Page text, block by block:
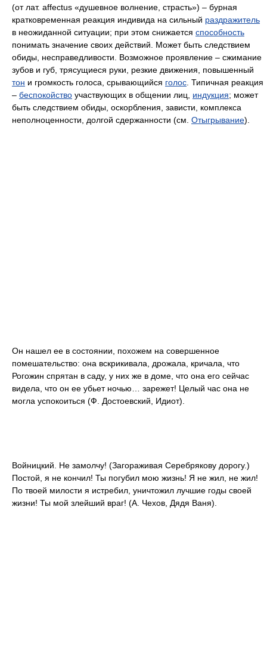
(от лат. affectus «душевное волнение, страсть») – бурная
кратковременная реакция индивида на сильный раздражитель
в неожиданной ситуации; при этом снижается способность
понимать значение своих действий. Может быть следствием
обиды, несправедливости. Возможное проявление – сжимание
зубов и губ, трясущиеся руки, резкие движения, повышенный
тон и громкость голоса, срывающийся голос . Типичная реакция
– беспокойство участвующих в общении лиц, индукция; может
быть следствием обиды, оскорбления, зависти, комплекса
неполноценности, долгой сдержанности (см. Отыгрывание).
Он нашел ее в состоянии, похожем на совершенное
помешательство: она вскрикивала, дрожала, кричала, что
Рогожин спрятан в саду, у них же в доме, что она его сейчас
видела, что он ее убьет ночью… зарежет! Целый час она не
могла успокоиться (Ф. Достоевский, Идиот).
Войницкий. Не замолчу! (Загораживая Серебрякову дорогу.)
Постой, я не кончил! Ты погубил мою жизнь! Я не жил, не жил!
По твоей милости я истребил, уничтожил лучшие годы своей
жизни! Ты мой злейший враг! (А. Чехов, Дядя Ваня).